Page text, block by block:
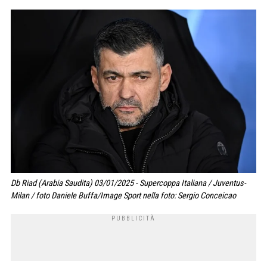
Db Riad (Arabia Saudita) 03/01/2025 - Supercoppa Italiana / Juventus-
Milan / foto Daniele Buffa/Image Sport nella foto: Sergio Conceicao